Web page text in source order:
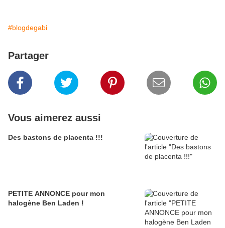
#blogdegabi
Partager
Vous aimerez aussi
Des bastons de placenta !!!
PETITE ANNONCE pour mon
halogène Ben Laden !